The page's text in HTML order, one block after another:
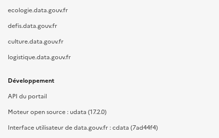
ecologie.data.gouv.fr
defis.data.gouv.fr
culture.data.gouv.fr
logistique.data.gouv.fr
Développement
API du portail
Moteur open source : udata (17.2.0)
Interface utilisateur de data.gouv.fr : cdata (7ad44f4)